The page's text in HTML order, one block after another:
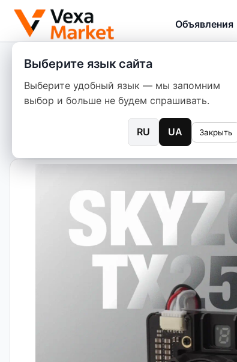
Объявления
Выберите язык сайта
Выберите удобный язык — мы запомним
выбор и больше не будем спрашивать.
RU UA Закрыть
Главная/ Объявления /Дроны